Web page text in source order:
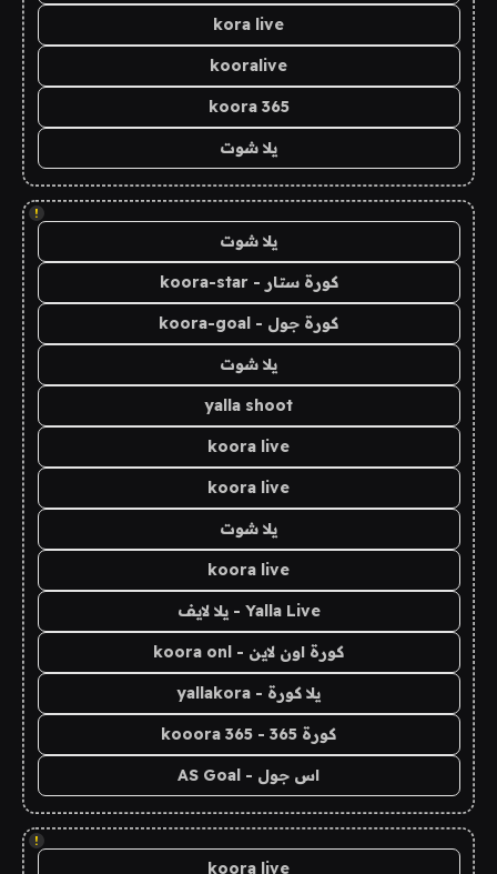
kora live
kooralive
koora 365
يلا شوت
!
يلا شوت
كورة ستار - koora-star
كورة جول - koora-goal
يلا شوت
yalla shoot
koora live
koora live
يلا شوت
koora live
Yalla Live - يلا لايف
كورة اون لاين - koora onl
يلا كورة - yallakora
كورة 365 - kooora 365
اس جول - AS Goal
!
koora live